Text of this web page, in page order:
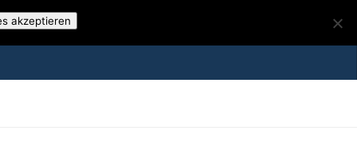
akzeptieren